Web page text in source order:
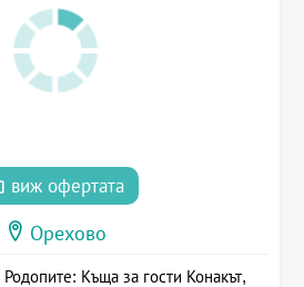
виж офертата
Орехово
Къща за гости Конакът,